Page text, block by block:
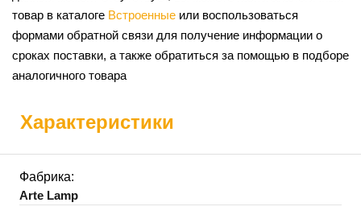
товар в каталоге Встроенные или воспользоваться
формами обратной связи для получение информации о
сроках поставки, а также обратиться за помощью в подборе
аналогичного товара
Характеристики
Фабрика:
Arte Lamp